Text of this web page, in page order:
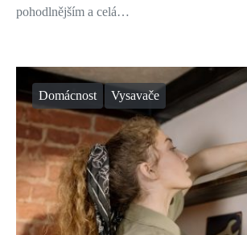
pohodlnějším a celá…
Domácnost Vysavače